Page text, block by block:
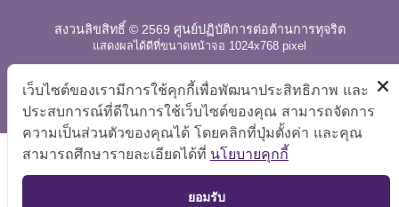
สงวนลิขสิทธิ์ © 2569 ศูนย์ปฏิบัติการต่อต้านการทุจริต
แสดงผลได้ดีที่ขนาดหน้าจอ 1024x768 pixel
แผนผังเว็บไซต์ คำถามที่พบบ่อย นโยบายเว็บไซต์
|
การปฏิเสธความรับผิด
TOP
เว็บไซต์ของเรามีการใช้คุกกี้เพื่อพัฒนาประสิทธิภาพ และ
ประสบการณ์ที่ดีในการใช้เว็บไซต์ของคุณ สามารถจัดการ
ความเป็นส่วนตัวของคุณได้ โดยคลิกที่ปุ่มตั้งค่า และคุณ
สามารถศึกษารายละเอียดได้ที่ นโยบายคุกกี้
ยอมรับ